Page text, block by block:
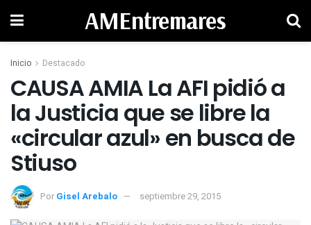
AMEntremares
Inicio Destacado
CAUSA AMIA La AFI pidió a
la Justicia que se libre la
«circular azul» en busca de
Stiuso
Por Gisel Arebalo septiembre 29, 2015